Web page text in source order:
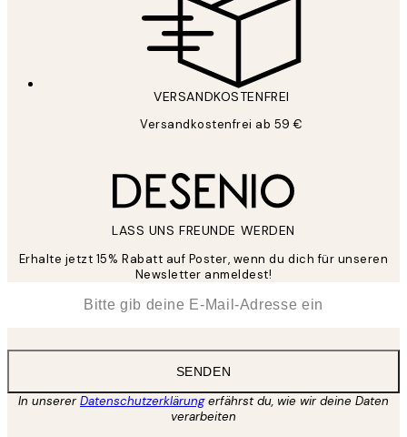
VERSANDKOSTENFREI
Versandkostenfrei ab 59 €
LASS UNS FREUNDE WERDEN
Erhalte jetzt 15% Rabatt auf Poster, wenn du dich für unseren
Newsletter anmeldest!
SENDEN
In unsererDatenschutzerklärungerfährst du, wie wir deine Daten
verarbeiten